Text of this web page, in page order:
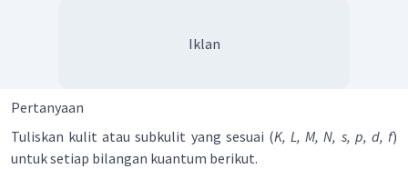
Iklan
Pertanyaan
Tuliskan kulit atau subkulit yang sesuai (K, L, M, N, s, p, d, f)
untuk setiap bilangan kuantum berikut.